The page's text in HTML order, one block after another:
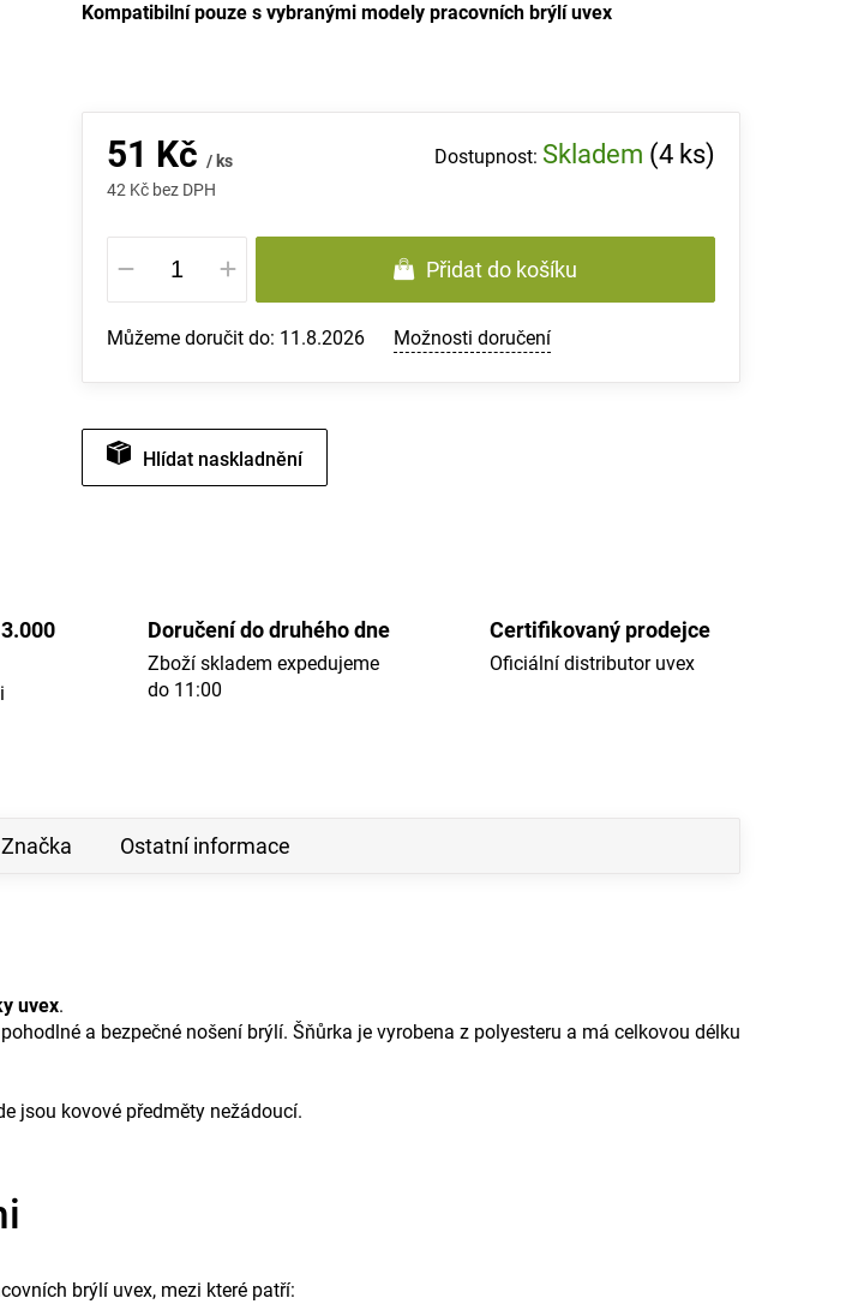
Kompatibilní pouze s vybranými modely pracovních brýlí uvex
51 Kč / ks
42 Kč bez DPH
Měrná
cena:
Skladem (4 ks)
Přidat do košíku
Můžeme doručit do: 11.8.2026 Možnosti doručení
Hlídat
Doručení do druhého dne
Zboží skladem expedujeme
do 11:00
Certifikovaný prodejce
Oficiální distributor uvex
Značka Ostatní informace
uvex.
a bezpečné nošení brýlí. Šňůrka je vyrobena z polyesteru a má celkovou délku
jsou kovové předměty nežádoucí.
brýlí uvex, mezi které patří: